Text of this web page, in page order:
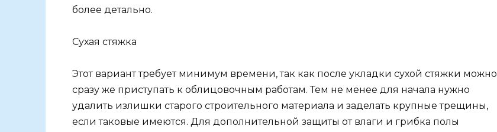
более детально.
Сухая стяжка
Этот вариант требует минимум времени, так как после укладки сухой стяжки можно
сразу же приступать к облицовочным работам. Тем не менее для начала нужно
удалить излишки старого строительного материала и заделать крупные трещины,
если таковые имеются. Для дополнительной защиты от влаги и грибка полы